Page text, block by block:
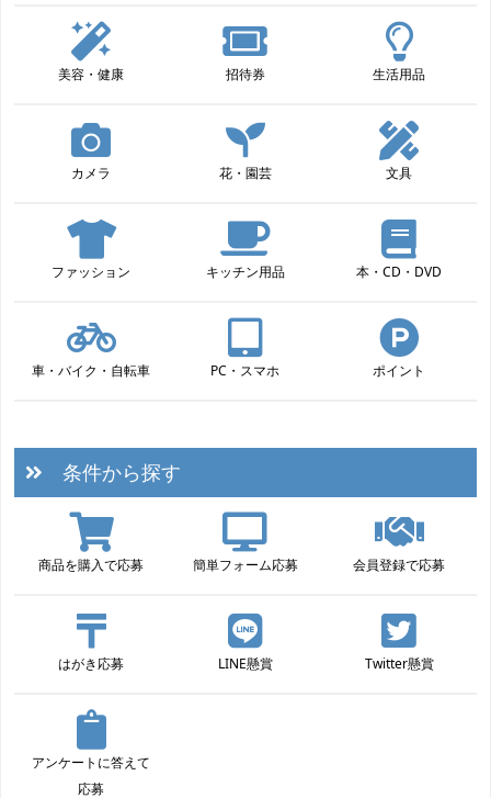
美容・健康 招待券 生活用品
カメラ 花・園芸 文具
ファッション キッチン用品 本・CD・DVD
車・バイク・自転車 PC・スマホ ポイント
条件から探す
商品を購入で応募 簡単フォーム応募 会員登録で応募
はがき応募 LINE懸賞 Twitter懸賞
アンケートに答えて
応募